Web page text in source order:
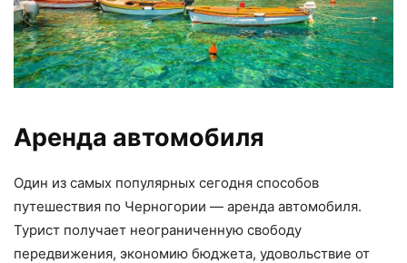
Аренда автомобиля
Один из самых популярных сегодня способов
путешествия по Черногории — аренда автомобиля.
Турист получает неограниченную свободу
передвижения, экономию бюджета, удовольствие от